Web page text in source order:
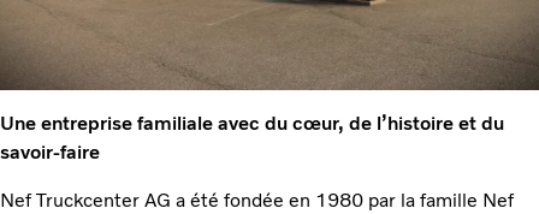
Une entreprise familiale avec du cœur, de l’histoire et du
savoir-faire
Nef Truckcenter AG a été fondée en 1980 par la famille Nef